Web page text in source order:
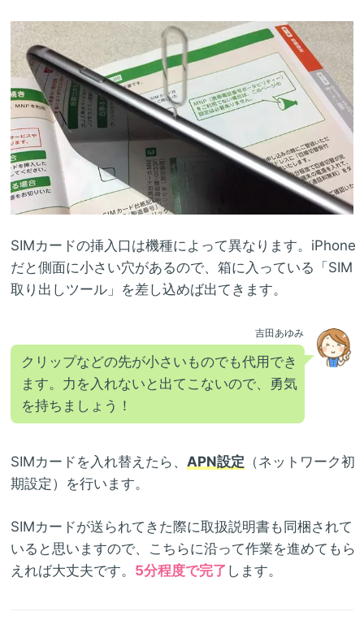
SIMカードの挿入口は機種によって異なります。iPhone
だと側面に小さい穴があるので、箱に入っている「SIM
取り出しツール」を差し込めば出てきます。
吉田あゆみ
クリップなどの先が小さいものでも代用でき
ます。力を入れないと出てこないので、勇気
を持ちましょう！
SIMカードを入れ替えたら、 APN設定 （ネットワーク初
期設定）を行います。
SIMカードが送られてきた際に取扱説明書も同梱されて
いると思いますので、こちらに沿って作業を進めてもら
えれば大丈夫です。 5分程度で完了 します。